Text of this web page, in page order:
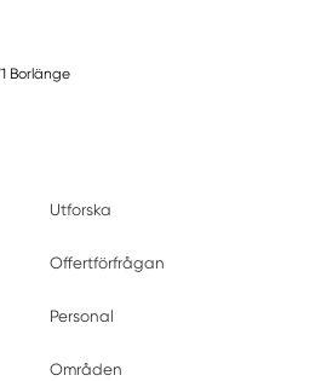
Borlänge
Utforska
Offertförfrågan
Personal
Områden